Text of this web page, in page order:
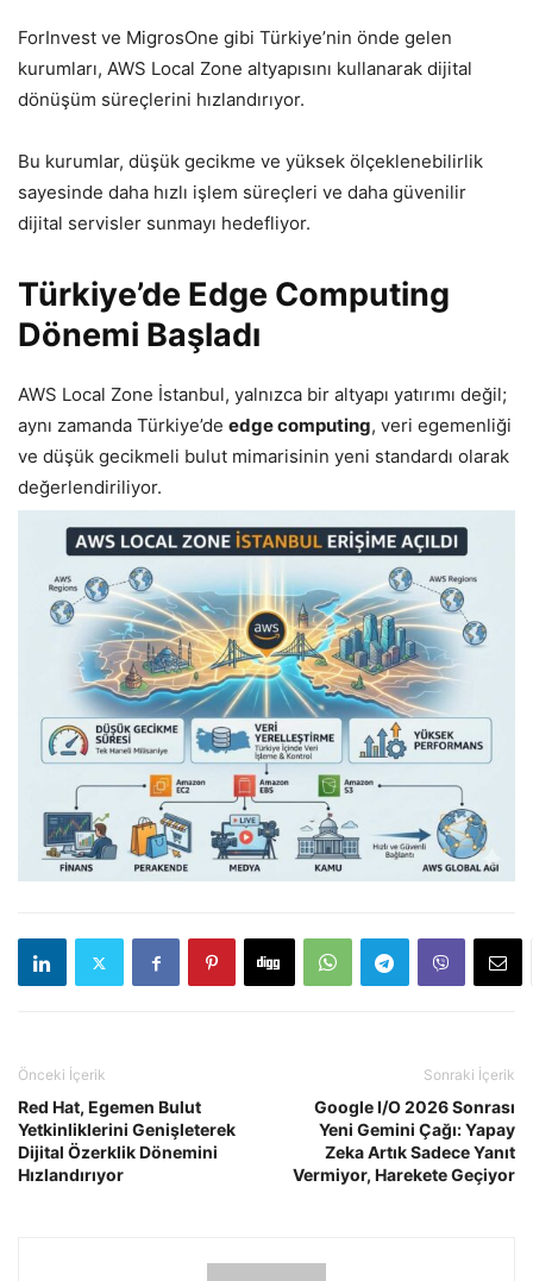
ForInvest ve MigrosOne gibi Türkiye’nin önde gelen
kurumları, AWS Local Zone altyapısını kullanarak dijital
dönüşüm süreçlerini hızlandırıyor.
Bu kurumlar, düşük gecikme ve yüksek ölçeklenebilirlik
sayesinde daha hızlı işlem süreçleri ve daha güvenilir
dijital servisler sunmayı hedefliyor.
Türkiye’de Edge Computing
Dönemi Başladı
AWS Local Zone İstanbul, yalnızca bir altyapı yatırımı değil;
aynı zamanda Türkiye’de edge computing, veri egemenliği
ve düşük gecikmeli bulut mimarisinin yeni standardı olarak
değerlendiriliyor.
Önceki İçerik
Red Hat, Egemen Bulut
Yetkinliklerini Genişleterek
Dijital Özerklik Dönemini
Hızlandırıyor
Sonraki İçerik
Google I/O 2026 Sonrası
Yeni Gemini Çağı: Yapay
Zeka Artık Sadece Yanıt
Vermiyor, Harekete Geçiyor